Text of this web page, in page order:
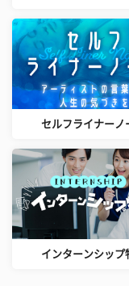
セルフライナーノ
インターンシップ